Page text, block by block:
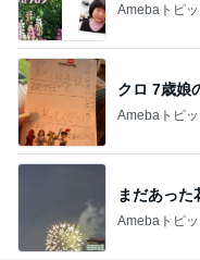
Amebaトピッ
クロ 7歳娘
Amebaトピッ
まだあった
Amebaトピッ